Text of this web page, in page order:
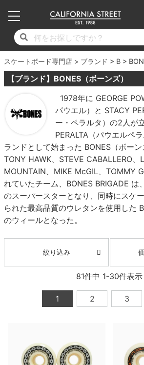
スケートボード専門店 ブランド B
【ブランド】BONES（ボーンズ）
1978年に GEORGE
パウエル）と STACY
ー・ペラルタ）の2人が
PERALTA（パウエルペ
ランドとして始まった BONES（ボーン
TONY HAWK、STEVE CABALLERO、
MOUNTAIN、MIKE McGIL、TOMMY
れていたチーム、BONES BRIGADE は
のスーパースターとなり、同時にスケ
られた最高品質のウレタンを使用した
のウィールとなった。
絞り込み
81件中 1-30件表示
1 2 3
17時までのご注文は当日発送！
11,000円以上で送料無料！
毎月1日はポイント5倍！10日と20日は3
コンプリートセット（完成品）
デッキ
17時までのご注文は当日発送！
11,000円以上で送料無料！
毎月1日はポイント5倍！10日と20日は3
デッキ新着一覧
デッキブランド一覧（全てのデッキ）
サイズからデッキを選ぶ
子供用デッキ
7.0inch以下
7.2inch
7.3inch
7.6inch
7.7inch
7.8inch
7.9inch
8.4inch
17時までのご注文は当日発送！
11,000円以上で送料無料！
毎月1日はポイント5倍！10日と20日は3
トラック新着一覧
トラックブランド一覧（全てのトラ
適合デッキサイズから選ぶ
7.0inch以下
7.2inch
7.3inch
7.5inch
7.7inch
7.8inch
7.9inch
8.0inch
8.5inch
ウィール
17時までのご注文は当日発送！
11,000円以上で送料無料！
毎月1日はポイント5倍！10日と20日は3
ウィール新着一覧
ウィールブランド一覧（全てのウィ
ウィールをサイズから選ぶ
50mm
51mm
52mm
53mm
55mm
56mm
57mm
58mm
64mm
スピットファイヤー F4（フォーミュ
ー）
ボーンズ XF（エックスフォーミュラ）
ボーンズ STF（エスティーエフ）
パウエルペラルタ DF（ドラゴンフォ
ベアリング
デッキテープ
ボルト
足回りセット（トラック・ウィール
17時までのご注文は当日発送！
11,000円以上で送料無料！
毎月1日はポイント5倍！10日と20日は3
シューズ新着一覧
シューズブランド一覧
シューズをサイズから選ぶ
20cm
21cm
22cm
22.5cm
23.5cm
24cm
24.5cm
25cm
27.5cm
サンダル
インソール
シューレース・その他
17時までのご注文は当日発送！
11,000円以上で送料無料！
毎月1日はポイント5倍！10日と20日は3
Tシャツ
ロングスリーブTシャツ
ジャケット
パーカー
トレーナー・セーター
パンツ
ショーツ
7分袖シャツ・ラグラン
17時までのご注文は当日発送！
11,000円以上で送料無料！
毎月1日はポイント5倍！10日と20日は3
最新ブログ一覧
カテゴリー
17時までのご注文は当日発送！
11,000円以上で送料無料！
毎月1日はポイント5倍！10日と20日は3
初心者の方へ
商品情報
スタッフおすすめアイテム
ブランド紹介
INFO
17時までのご注文は当日発送！
11,000円以上で送料無料！
毎月1日はポイント5倍！10日と20日は3
店舗情報
ショップライダー紹介
スタッフ紹介
カリフォルニアストリートの歴史
求人情報
プライバシーポリシー